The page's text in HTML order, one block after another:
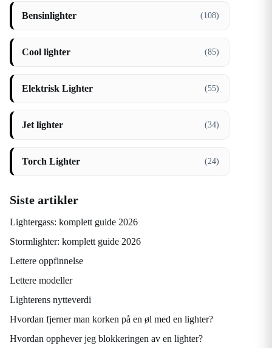
Bensinlighter (108)
Cool lighter (85)
Elektrisk Lighter (55)
Jet lighter (34)
Torch Lighter (24)
Siste artikler
Lightergass: komplett guide 2026
Stormlighter: komplett guide 2026
Lettere oppfinnelse
Lettere modeller
Lighterens nytteverdi
Hvordan fjerner man korken på en øl med en lighter?
Hvordan opphever jeg blokkeringen av en lighter?